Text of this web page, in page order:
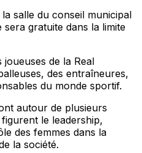
la salle du conseil municipal
sera gratuite dans la limite
de la Real
des entraîneures,
du monde sportif.
autour de plusieurs
le leadership,
des femmes dans la
la société.